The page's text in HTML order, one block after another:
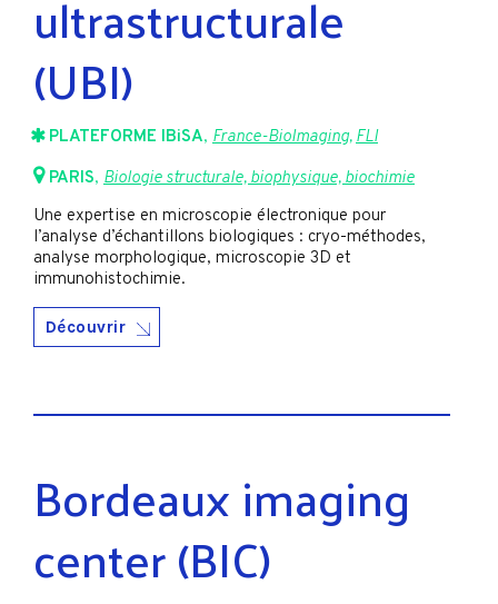
ultrastructurale
(UBI)
PLATEFORME IBiSA, France-BioImaging,FLI
PARIS, Biologie structurale, biophysique, biochimie
Une expertise en microscopie électronique pour
l’analyse d’échantillons biologiques : cryo-méthodes,
analyse morphologique, microscopie 3D et
immunohistochimie.
Découvrir
Bordeaux imaging
center (BIC)